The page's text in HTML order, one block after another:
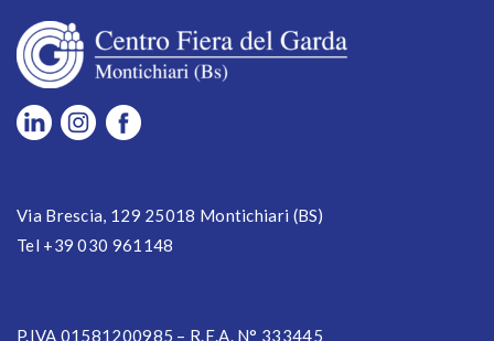
Via Brescia, 129 25018 Montichiari (BS)
Tel +39 030 961148
P.IVA 01581200985 – R.E.A. N° 333445